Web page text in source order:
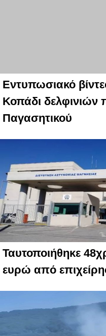
Εντυπωσιακό
Κοπάδι δελφινιών
Παγασητικού
Ταυτοποιήθηκε
ευρώ από